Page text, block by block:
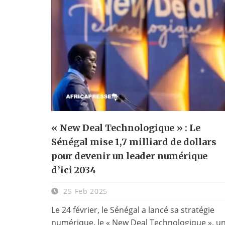
« New Deal Technologique » : Le
Sénégal mise 1,7 milliard de dollars
pour devenir un leader numérique
d’ici 2034
25 Feb 2025
Le 24 février, le Sénégal a lancé sa stratégie
numérique, le « New Deal Technologique »,